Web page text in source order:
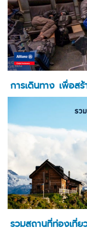
การเดินทาง เพื่อส
รวมสถานที่ท่องเที่ย